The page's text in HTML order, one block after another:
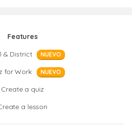
Features
& District
NUEVO
for Work NUEVO
Create a quiz
a lesson